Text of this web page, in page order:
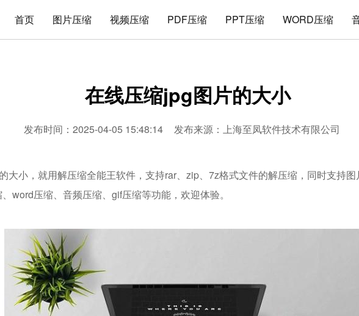
首页 图片压缩 视频压缩 PDF压缩 PPT压缩 WORD压缩
在线压缩jpg图片的大小
发布时间：2025-04-05 15:48:14 发布来源：上海至凤软件技术有限公司
大小，就用解压缩全能王软件，支持rar、zip、7z格式文件的解压缩，同时支持图
word压缩、音频压缩、gif压缩等功能，欢迎体验。